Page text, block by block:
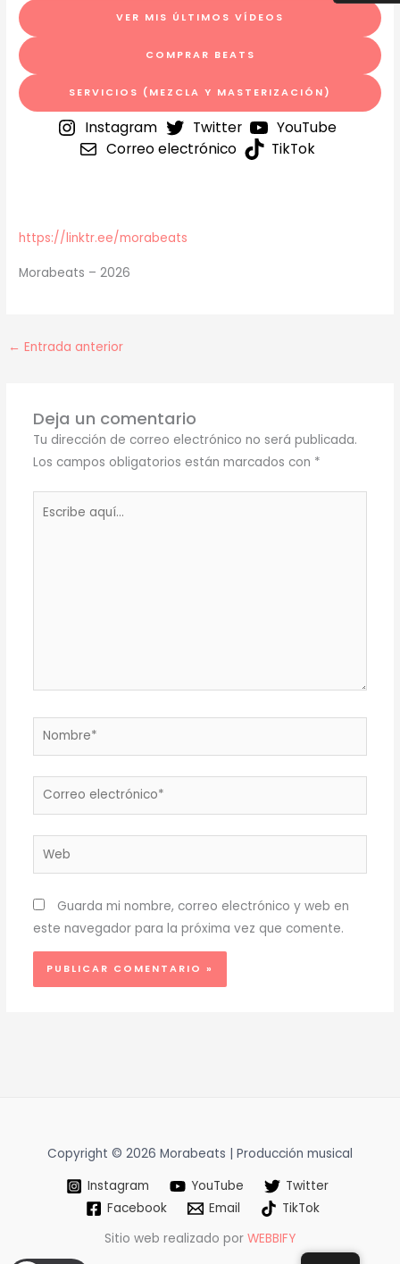
VER MIS ÚLTIMOS VÍDEOS
COMPRAR BEATS
SERVICIOS (MEZCLA Y MASTERIZACIÓN)
Instagram Twitter
YouTube
Correo electrónico
TikTok
https://linktr.ee/morabeats
Morabeats – 2026
← Entrada anterior
Deja un comentario
Tu dirección de correo electrónico no será publicada.
Los campos obligatorios están marcados con *
Nombre*
Correo
Web
Guarda mi nombre, correo electrónico y web en
este navegador para la próxima vez que comente.
Copyright © 2026 Morabeats | Producción musical
Instagram
YouTube
Twitter
Facebook
Email
TikTok
Sitio web realizado por WEBBIFY